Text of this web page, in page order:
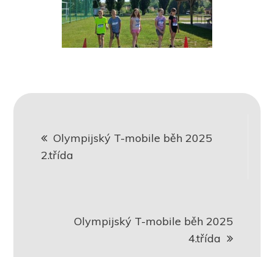
proOlympijský T-mobile běh 2025
2.třída
Olympijský T-mobile běh 2025
4.třída